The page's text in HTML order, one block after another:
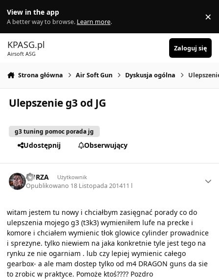
View in the app
A better way to browse. Learn more. ×
KPASG.pl
Airsoft ASG
Zaloguj się
Strona główna Air Soft Gun Dyskusja ogólna
Ulepszenie g3 od JG
g3 tuning pomoc porada jg
Udostępnij Obserwujący
BURZA Użytkownik
Opublikowano 18 Listopada 201411 l
witam jestem tu nowy i chciałbym zasięgnać porady co do
ulepszenia mojego g3 (t3k3) wymieniłem lufe na precke i
komore i chciałem wymienic tłok glowice cylinder prowadnice
i sprezyne. tylko niewiem na jaka konkretnie tyle jest tego na
rynku ze nie ogarniam . lub czy lepiej wymienic całego
gearbox- a ale mam dostep tylko od m4 DRAGON guns da sie
to zrobic w praktyce. Pomoże ktoś???? Pozdro